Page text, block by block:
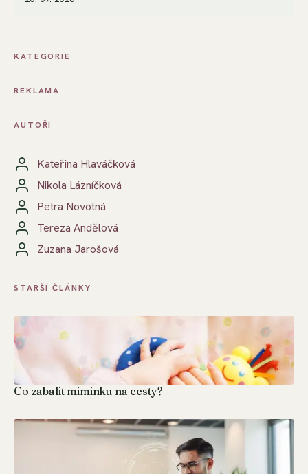
KATEGORIE
REKLAMA
AUTOŘI
Kateřina Hlaváčková
Nikola Lázníčková
Petra Novotná
Tereza Andělová
Zuzana Jarošová
STARŠÍ ČLÁNKY
Co zabalit miminku na cesty?